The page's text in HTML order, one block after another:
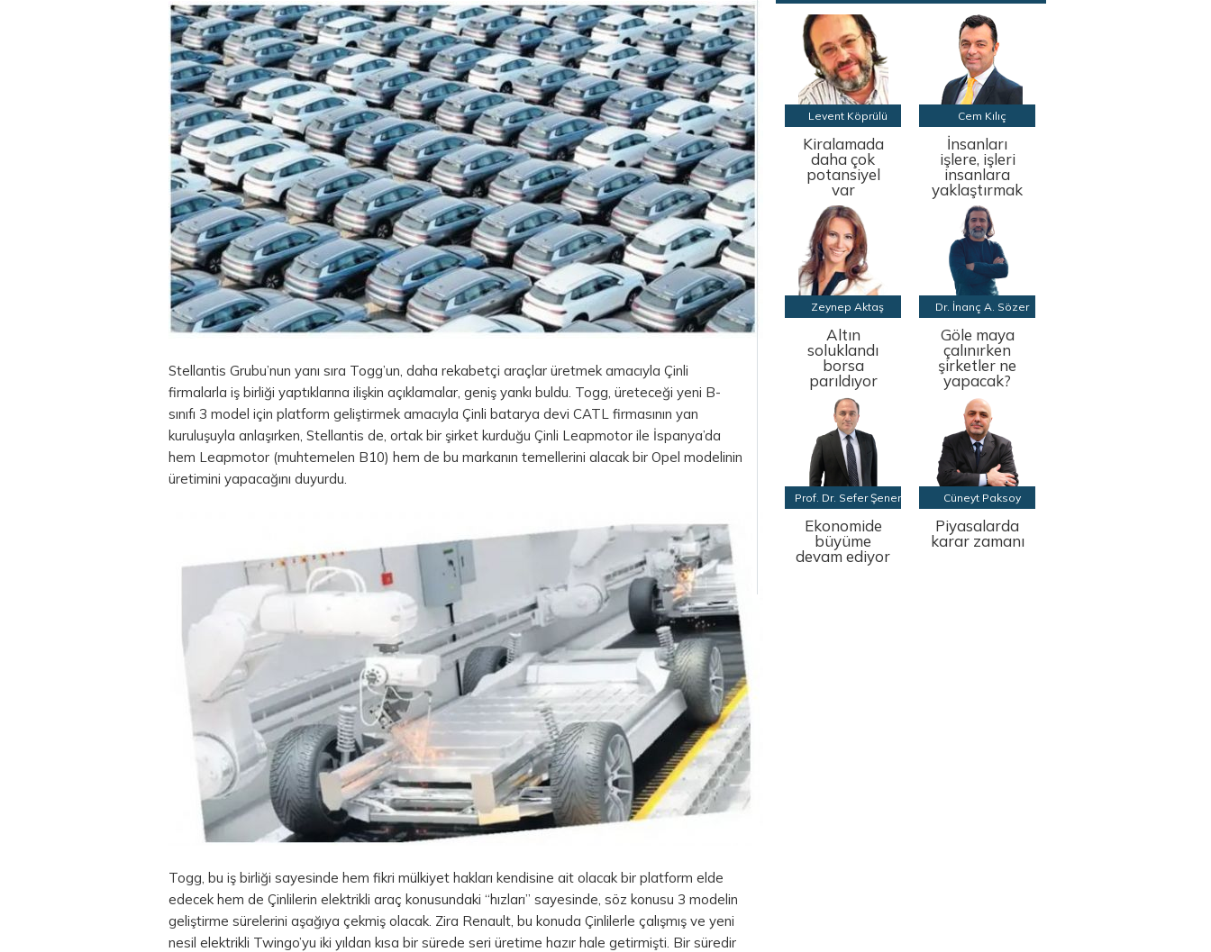
Stellantis Grubu’nun yanı sıra Togg’un, daha rekabetçi araçlar üretmek amacıyla Çinli
firmalarla iş birliği yaptıklarına ilişkin açıklamalar, geniş yankı buldu. Togg, üreteceği yeni B-
sınıfı 3 model için platform geliştirmek amacıyla Çinli batarya devi CATL firmasının yan
kuruluşuyla anlaşırken, Stellantis de, ortak bir şirket kurduğu Çinli Leapmotor ile İspanya’da
hem Leapmotor (muhtemelen B10) hem de bu markanın temellerini alacak bir Opel modelinin
üretimini yapacağını duyurdu.
Togg, bu iş birliği sayesinde hem fikri mülkiyet hakları kendisine ait olacak bir platform elde
edecek hem de Çinlilerin elektrikli araç konusundaki “hızları” sayesinde, söz konusu 3 modelin
geliştirme sürelerini aşağıya çekmiş olacak. Zira Renault, bu konuda Çinlilerle çalışmış ve yeni
nesil elektrikli Twingo’yu iki yıldan kısa bir sürede seri üretime hazır hale getirmişti. Bir süredir
Levent Köprülü
Kiralamada
daha çok
potansiyel
var
Cem Kılıç
İnsanları
işlere, işleri
insanlara
yaklaştırmak
Zeynep Aktaş
Altın
soluklandı
borsa
parıldıyor
Dr. İnanç A. Sözer
Göle maya
çalınırken
şirketler ne
yapacak?
Prof. Dr. Sefer Şener
Ekonomide
büyüme
devam ediyor
Cüneyt Paksoy
Piyasalarda
karar zamanı